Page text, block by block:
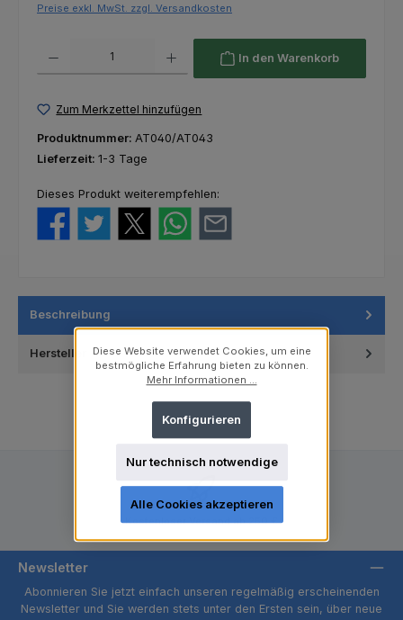
Preise exkl. MwSt. zzgl. Versandkosten
In den Warenkorb
Zum Merkzettel hinzufügen
Produktnummer: AT040/AT043
Lieferzeit: 1-3 Tage
Dieses Produkt weiterempfehlen:
Beschreibung
Hersteller
Kostenloser Versand ab 250 €
Newsletter
Abonnieren Sie jetzt einfach unseren regelmäßig erscheinenden
Newsletter und Sie werden stets unter den Ersten sein, über neue
Diese Website verwendet Cookies, um eine
bestmögliche Erfahrung bieten zu können.
Mehr Informationen ...
Nur technisch notwendige
Konfigurieren
Alle Cookies akzeptieren